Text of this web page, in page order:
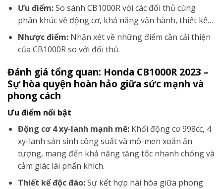
Ưu điểm:So sánh CB1000R với các đối thủ cùng
phân khúc về động cơ, khả năng vận hành, thiết kế…
Nhược điểm:Nhận xét về những điểm cần cải thiện
của CB1000R so với đối thủ.
Đánh giá tổng quan: Honda CB1000R 2023 –
Sự hòa quyện hoàn hảo giữa sức mạnh và
phong cách
Ưu điểm nổi bật
Động cơ 4 xy-lanh mạnh mẽ:Khối động cơ 998cc, 4
xy-lanh sản sinh công suất và mô-men xoắn ấn
tượng, mang đến khả năng tăng tốc nhanh chóng và
cảm giác lái phấn khích.
Thiết kế độc đáo:Sự kết hợp hài hòa giữa phong